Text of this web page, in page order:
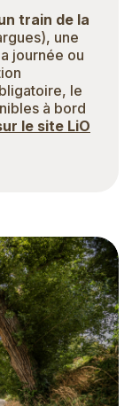
train de la
une
journée ou
le
à bord
le site LiO